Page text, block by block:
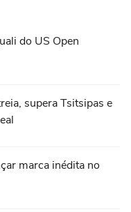
do US Open
supera Tsitsipas e
marca inédita no